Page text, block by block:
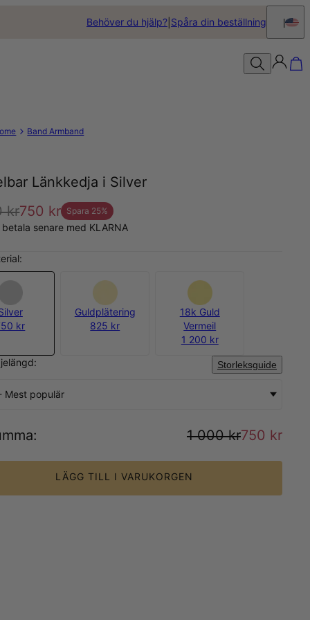
Behöver du hjälp? Spåra din beställning
Band Armband
Länkkedja i Silver
kr750 kr Spara 25%
betala senare med KLARNA
kr
Guldplätering
825 kr
18k Guld
Vermeil
1 200 kr
Storleksguide
Mest populär
: 1 000 kr750 kr
LÄGG TILL I VARUKORGEN